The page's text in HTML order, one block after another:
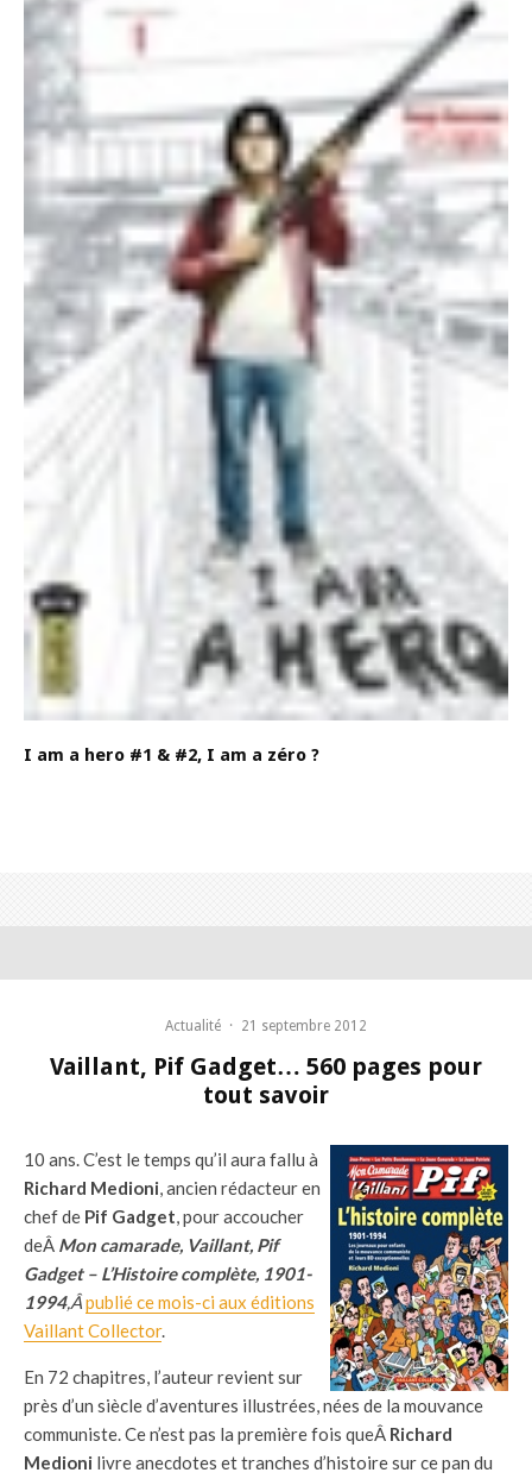
I am a hero #1 & #2, I am a zéro ?
Actualité · 21 septembre 2012
Vaillant, Pif Gadget… 560 pages pour
tout savoir
10 ans. C’est le temps qu’il aura fallu à
Richard Medioni, ancien rédacteur en
chef de Pif Gadget, pour accoucher
deÂ Mon camarade, Vaillant, Pif
Gadget – L’Histoire complète, 1901-
1994,Âpublié ce mois-ci aux éditions
Vaillant Collector.
En 72 chapitres, l’auteur revient sur
près d’un siècle d’aventures illustrées, nées de la mouvance
communiste. Ce n’est pas la première fois queÂ Richard
Medioni livre anecdotes et tranches d’histoire sur ce pan du